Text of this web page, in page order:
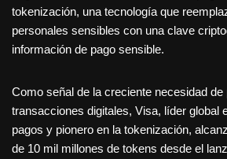
tokenización, una tecnología que
personales sensibles con una clave
información de pago sensible.
Como señal de la creciente necesidad de
transacciones digitales, Visa, líder global
pagos y pionero en la tokenización,
de 10 mil millones de tokens desde el